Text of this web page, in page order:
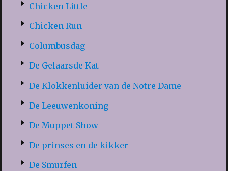
Chicken Little
Chicken Run
Columbusdag
De Gelaarsde Kat
De Klokkenluider van de Notre Dame
De Leeuwenkoning
De Muppet Show
De prinses en de kikker
De Smurfen